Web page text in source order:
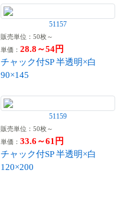
51157
販売単位：50枚～
単価： 28.8～54円
チャック付SP 半透明×白
90×145
51159
販売単位：50枚～
単価： 33.6～61円
チャック付SP 半透明×白
120×200